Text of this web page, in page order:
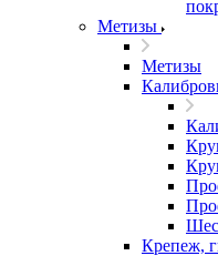
Метизы
Метизы
Крепеж,